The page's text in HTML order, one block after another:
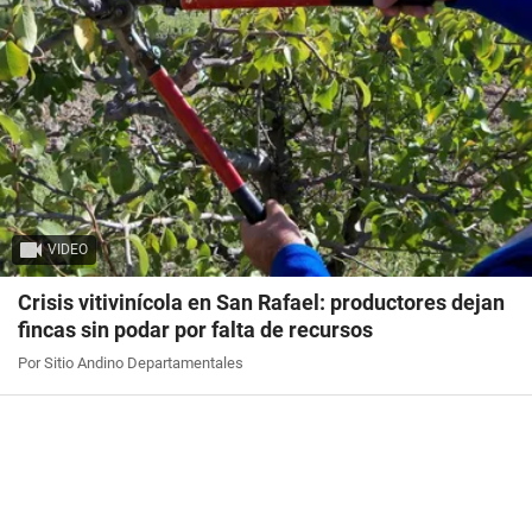
VIDEO
Crisis vitivinícola en San Rafael: productores dejan
fincas sin podar por falta de recursos
Por Sitio Andino Departamentales